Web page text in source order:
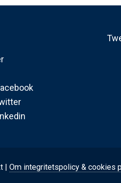
| Om integritetspolicy & cookies